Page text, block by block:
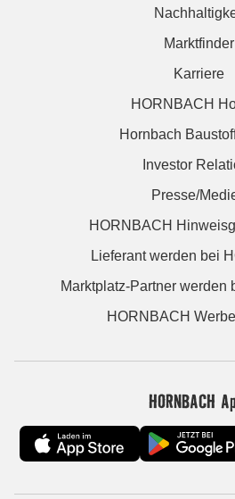
Marktfinder
Karriere
HORNBACH
Hornbach
Investor
Presse/
HORNBACH
Lieferant werden bei
Marktplatz-Partner werden
HORNBACH
HORNBACH